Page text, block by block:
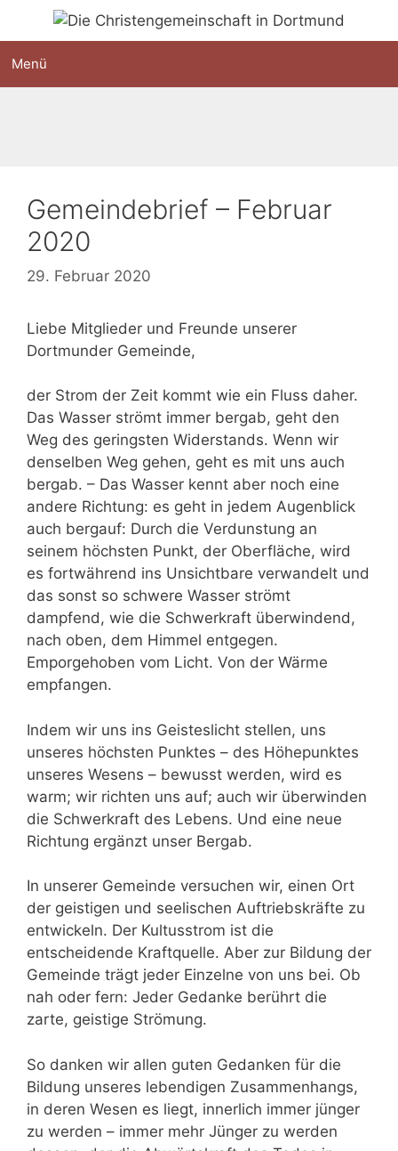
springen
Menü
Gemeindebrief – Februar
2020
29. Februar 2020
Liebe Mitglieder und Freunde unserer
Dortmunder Gemeinde,
der Strom der Zeit kommt wie ein Fluss daher.
Das Wasser strömt immer bergab, geht den
Weg des geringsten Widerstands. Wenn wir
denselben Weg gehen, geht es mit uns auch
bergab. – Das Wasser kennt aber noch eine
andere Richtung: es geht in jedem Augenblick
auch bergauf: Durch die Verdunstung an
seinem höchsten Punkt, der Oberfläche, wird
es fortwährend ins Unsichtbare verwandelt und
das sonst so schwere Wasser strömt
dampfend, wie die Schwerkraft überwindend,
nach oben, dem Himmel entgegen.
Emporgehoben vom Licht. Von der Wärme
empfangen.
Indem wir uns ins Geisteslicht stellen, uns
unseres höchsten Punktes – des Höhepunktes
unseres Wesens – bewusst werden, wird es
warm; wir richten uns auf; auch wir überwinden
die Schwerkraft des Lebens. Und eine neue
Richtung ergänzt unser Bergab.
In unserer Gemeinde versuchen wir, einen Ort
der geistigen und seelischen Auftriebskräfte zu
entwickeln. Der Kultusstrom ist die
entscheidende Kraftquelle. Aber zur Bildung der
Gemeinde trägt jeder Einzelne von uns bei. Ob
nah oder fern: Jeder Gedanke berührt die
zarte, geistige Strömung.
So danken wir allen guten Gedanken für die
Bildung unseres lebendigen Zusammenhangs,
in deren Wesen es liegt, innerlich immer jünger
zu werden – immer mehr Jünger zu werden